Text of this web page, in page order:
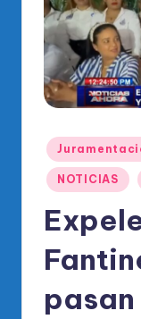
di
o
ci
al
el
Publicado
en
NOTICIAS